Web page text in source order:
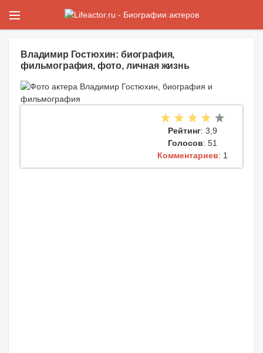
Владимир Гостюхин: биография,
фильмография, фото, личная жизнь
Рейтинг: 3,9
Голосов: 51
Комментариев: 1